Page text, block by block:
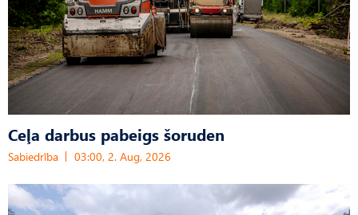
Ceļa darbus pabeigs šoruden
Sabiedrība 03:00, 2. Aug, 2026